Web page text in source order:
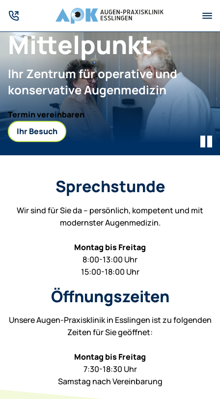
Wir sehen Sie im
Mittelpunkt
Ihr Zentrum für operative und
konservative Augenmedizin
Termin vereinbaren
Ihr Besuch
Sprechstunde
Wir sind für Sie da – persönlich, kompetent und mit
modernster Augenmedizin.
Montag bis Freitag
8:00-13:00 Uhr
15:00-18:00 Uhr
Öffnungszeiten
Unsere Augen-Praxisklinik in Esslingen ist zu folgenden
Zeiten für Sie geöffnet:
Montag bis Freitag
7:30-18:30 Uhr
Samstag nach Vereinbarung